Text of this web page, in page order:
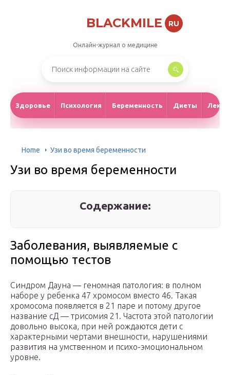
BLACKMILE RU
Онлайн-журнал о медицине
Здоровье Психология Беременность Диеты
Home Узи во время беременности
Узи во время беременности
Содержание:
Заболевания, выявляемые с
помощью тестов
Синдром Дауна — геномная патология: в полном
наборе у ребенка 47 хромосом вместо 46. Такая
хромосома появляется в 21 паре и потому другое
название сД — трисомия 21. Частота этой патологии
довольно высока, при ней рождаются дети с
характерными чертами внешности, нарушениями
развития на умственном и психо-эмоциональном
уровне.